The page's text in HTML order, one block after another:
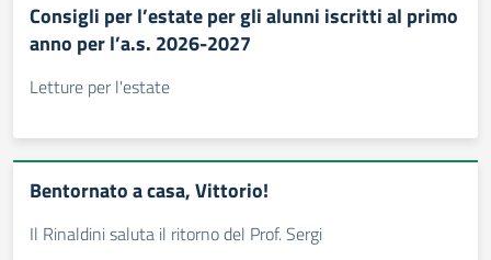
Consigli per l’estate per gli alunni iscritti al primo
anno per l’a.s. 2026-2027
Letture per l'estate
Bentornato a casa, Vittorio!
Il Rinaldini saluta il ritorno del Prof. Sergi